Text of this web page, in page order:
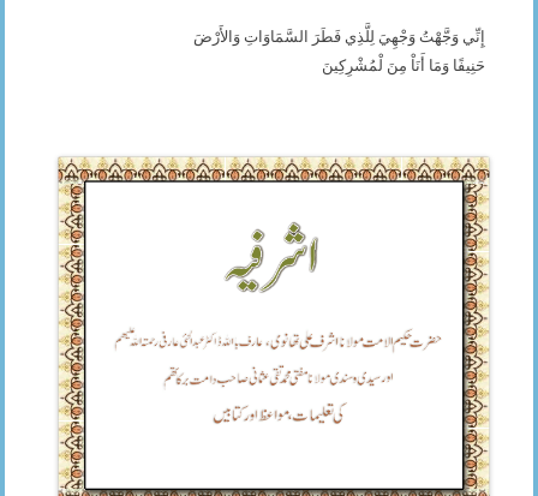
إِنِّي وَجَّهْتُ وَجْهِيَ لِلَّذِي فَطَرَ السَّمَاوَاتِ وَالأَرْضَ
حَنِيفًا وَمَا أَنَاْ مِنَ لْمُشْرِكِينَ